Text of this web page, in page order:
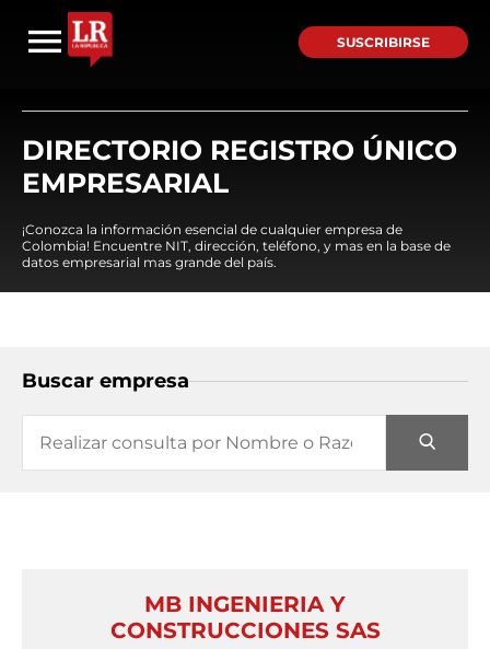
SUSCRIBIRSE
DIRECTORIO REGISTRO ÚNICO
EMPRESARIAL
¡Conozca la información esencial de cualquier empresa de
Colombia! Encuentre NIT, dirección, teléfono, y mas en la base de
datos empresarial mas grande del país.
Buscar empresa
MB INGENIERIA Y
CONSTRUCCIONES SAS